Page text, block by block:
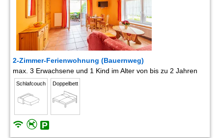
2-Zimmer-Ferienwohnung (Bauernweg)
max. 3 Erwachsene und 1 Kind im Alter von bis zu 2 Jahren
Schlafcouch Doppelbett